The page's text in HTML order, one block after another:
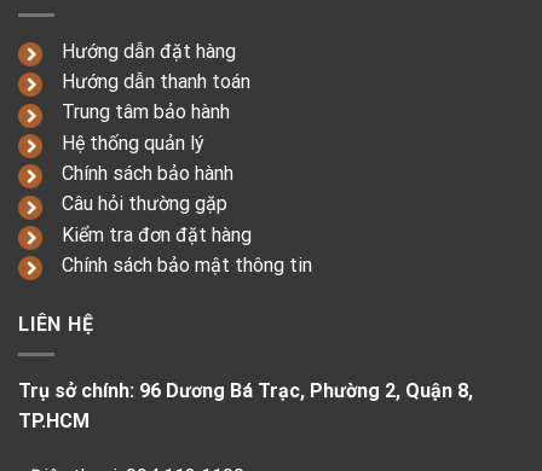
Hướng dẫn đặt hàng
Hướng dẫn thanh toán
Trung tâm bảo hành
Hệ thống quản lý
Chính sách bảo hành
Câu hỏi thường gặp
Kiểm tra đơn đặt hàng
Chính sách bảo mật thông tin
LIÊN HỆ
Trụ sở chính: 96 Dương Bá Trạc, Phường 2, Quận 8,
TP.HCM